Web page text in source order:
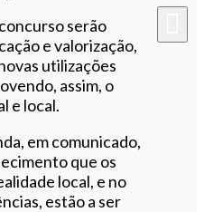
serão
e valorização,
utilizações
assim, o
e local.
em comunicado,
que os
local, e no
estão a ser